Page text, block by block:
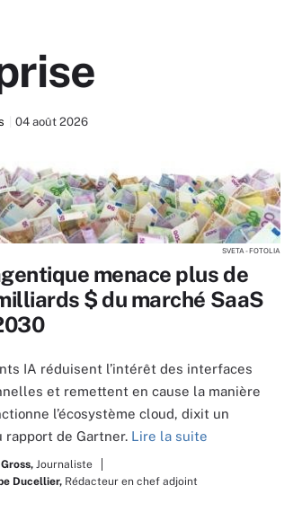
04 août 2026
SVETA - FOTOLIA
menace plus de
$ du marché SaaS
IA réduisent l’intérêt des interfaces
et remettent en cause la manière
l’écosystème cloud, dixit un
rapport de Gartner. Lire la suite
Journaliste
Ducellier, Rédacteur en chef adjoint